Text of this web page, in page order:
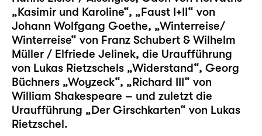
„Kasimir und Karoline“, „Faust I+II“ von
Johann Wolfgang Goethe, „Winterreise/
Winterreise“ von Franz Schubert & Wilhelm
Müller / Elfriede Jelinek, die Uraufführung
von Lukas Rietzschels „Widerstand“, Georg
Büchners „Woyzeck“, „Richard III“ von
William Shakespeare – und zuletzt die
Uraufführung „Der Girschkarten“ von Lukas
Rietzschel.